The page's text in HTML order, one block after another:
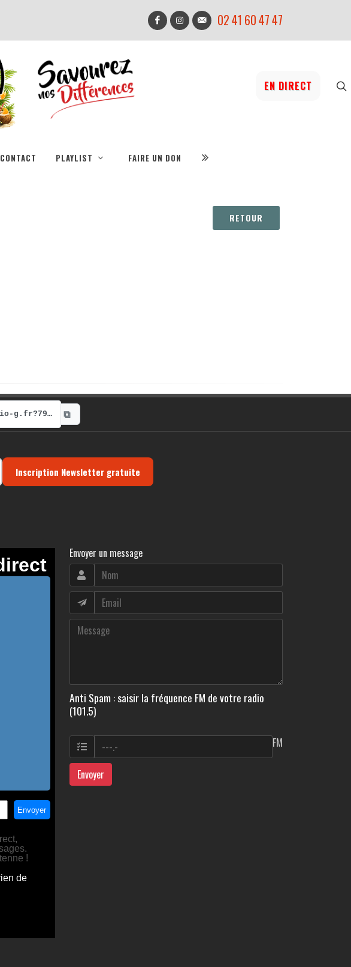
02 41 60 47 47
EN DIRECT
CONTACT PLAYLIST FAIRE UN DON
RETOUR
https://radio-g.fr?7949 ⧉
Inscription Newsletter gratuite
Envoyer un message
Anti Spam : saisir la fréquence FM de votre radio
(101.5)
FM
Envoyer